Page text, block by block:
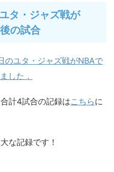
タ・ジャズ戦が
の試合
のユタ・ジャズ戦がNBAで
した．
計4試合の記録はこちらに
な記録です！